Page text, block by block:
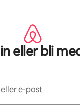
eller bli
e-post